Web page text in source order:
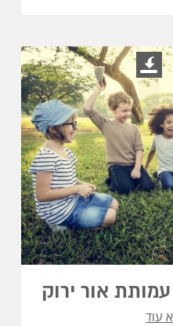
אור ירוק
עוד